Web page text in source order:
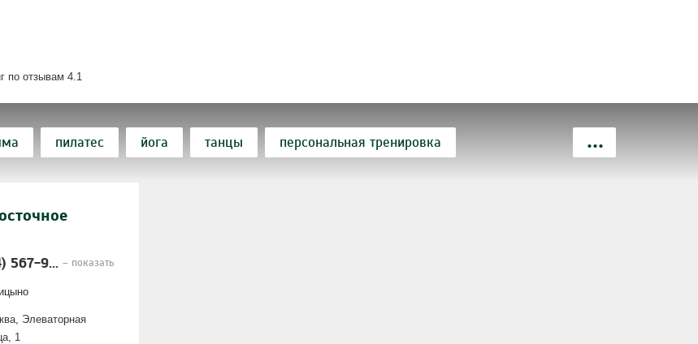
по отзывам 4.1
пилатес йога танцы персональная тренировка
детский фитнес
бар / ресторан
танцы
беременных
567-9... – показать
Элеваторная
1